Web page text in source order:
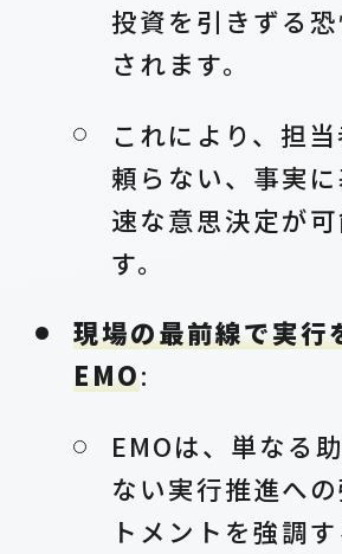
投資を引きずる
されます。
これにより、担
頼らない、事実
速な意思決定が
す。
現場の最前線で実行
EMO:
EMOは、単なる
ない実行推進へ
トメントを強調